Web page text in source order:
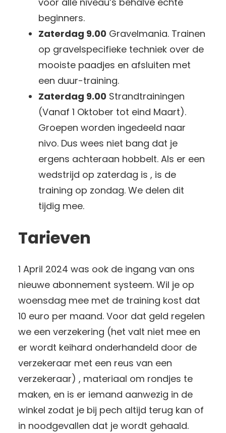
beginners.
Zaterdag 9.00 Gravelmania. Trainen
op gravelspecifieke techniek over de
mooiste paadjes en afsluiten met
een duur-training.
Zaterdag 9.00 Strandtrainingen
(Vanaf 1 Oktober tot eind Maart).
Groepen worden ingedeeld naar
nivo. Dus wees niet bang dat je
ergens achteraan hobbelt. Als er een
wedstrijd op zaterdag is , is de
training op zondag. We delen dit
tijdig mee.
Tarieven
1 April 2024 was ook de ingang van ons
nieuwe abonnement systeem. Wil je op
woensdag mee met de training kost dat
10 euro per maand. Voor dat geld regelen
we een verzekering (het valt niet mee en
er wordt keihard onderhandeld door de
verzekeraar met een reus van een
verzekeraar) , materiaal om rondjes te
maken, en is er iemand aanwezig in de
winkel zodat je bij pech altijd terug kan of
in noodgevallen dat je wordt gehaald.